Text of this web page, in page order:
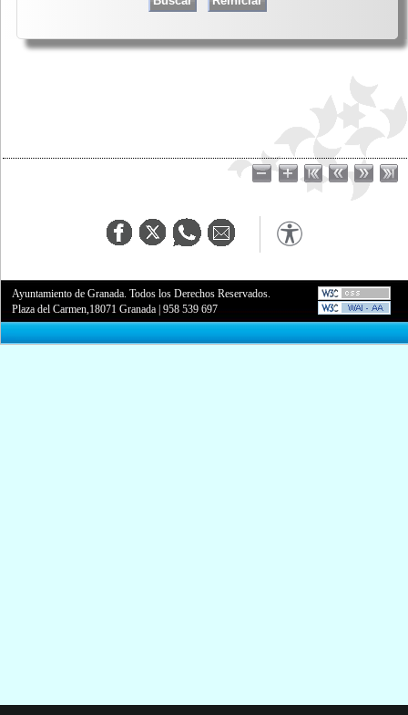
Ayuntamiento de Granada. Todos los Derechos Reservados.
Plaza del Carmen,18071 Granada |958 539 697